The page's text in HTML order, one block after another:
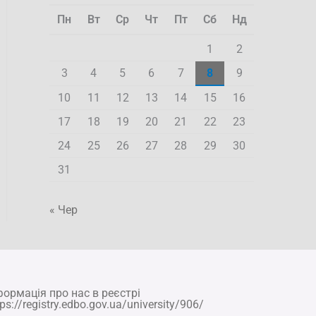
Пн Вт Ср Чт Пт Сб Нд
1
2
3
4 5 6 7 8
9
10
11 12 13 14 15
16
17
18 19 20 21 22
23
24
25 26 27 28 29
30
31
« Чер
про нас в реєстрі
registry.edbo.gov.ua/university/906/